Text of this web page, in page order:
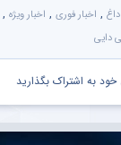
, اخبار فوری , اخبار ویژه ,
دایی
به اشتراک بگذارید